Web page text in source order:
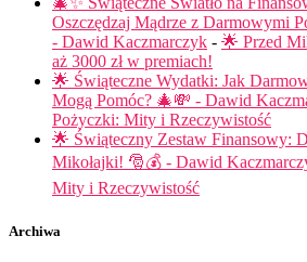
Oszczędzaj Mądrze z Darmowymi
- Dawid Kaczmarczyk - 🌟 Przed
aż 3000 zł w premiach!
🌟 Świąteczne Wydatki: Jak
Mogą Pomóc? 🎄💸 - Dawid
Pożyczki: Mity i Rzeczywistość
🌟 Świąteczny Zestaw Finansowy:
Mikołajki! 🎅💰 - Dawid
Mity i Rzeczywistość
Archiwa